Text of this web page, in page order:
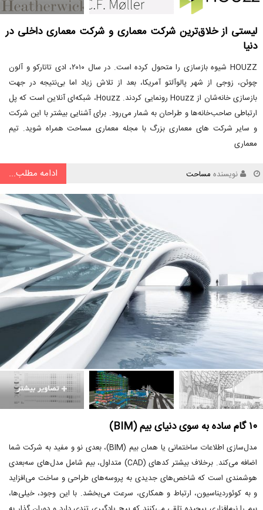
لیستی از خلاق‌ترین شرکت معماری و شرکت‌ معماری داخلی در
دنیا
HOUZZ شیوه بازسازی را متحول کرده است. در سال ۲۰۱۰، ادی تاتارکو و آلون
چوئن، زوجی از شهر پالوآلتو آمریکا، بعد از تلاش زیاد اما بی‌نتیجه در جهت
بازسازی خانه‌شان از Houzz رونمایی کردند. Houzz، شبکه‌ای آنلاین است که پل
ارتباطی صاحب‌خانه‌ها و طراحان به شمار می‌رود. برای آشنایی بیشتر با این شرکت
و سایر شرکت های معماری بزرگ با مجله معماری مساحت همراه شوید. تیم
معماری
نویسنده مساحت ادامه مطلب...
۱۰ گام ساده به سوی دنیای بیم (BIM)
مدل‌سازی اطلاعات ساختمانی یا همان بیم (BIM)، بعدی نو و مفید به شرکت شما
اضافه می‌کند. برخلاف بیشتر کدهای (CAD) متداول، بیم شامل مدل‌های سه‌بعدی
هوشمندی است که شاخص‌های جدیدی به پروسه‌های طراحی و ساخت می‌افزاید
و به کوئوردیناسیون، ارتباط و همکاری، سرعت می‌بخشد. با این وجود، خیلی‌ها،